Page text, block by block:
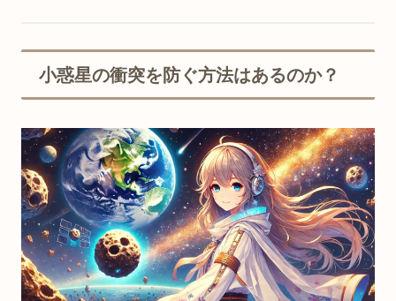
小惑星の衝突を防ぐ方法はあるのか？